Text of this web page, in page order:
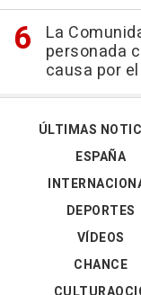
La
personada
causa por
ÚLTIMAS
ESPAÑA
DEPORTES
VÍDEOS
CHANCE